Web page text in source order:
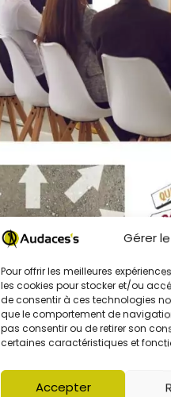
Gérer
Pour offrir les meilleures
les cookies pour stocker et/ou
de consentir à ces technologies
que le comportement de
pas consentir ou de retirer son
certaines caractéristiques et
Accepter